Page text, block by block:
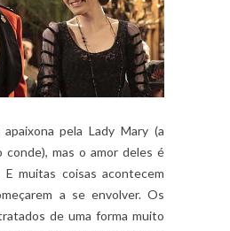
pela Lady Mary (a
conde), mas o amor deles é
E muitas coisas acontecem
a se envolver. Os
de uma forma muito